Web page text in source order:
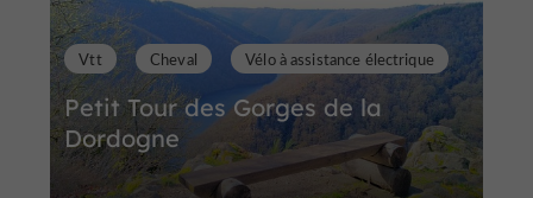
Petit Tour des Gorges de la
Dordogne
Vtt Cheval Vélo à assistance électrique